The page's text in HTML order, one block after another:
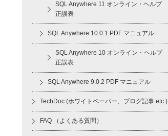
SQL Anywhere 11 オンライン・ヘルプ
正誤表
SQL Anywhere 10.0.1 PDF マニュアル
SQL Anywhere 10 オンライン・ヘルプ
正誤表
SQL Anywhere 9.0.2 PDF マニュアル
TechDoc (ホワイトペーパー、ブログ記事 etc.)
FAQ （よくある質問）